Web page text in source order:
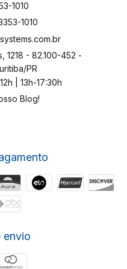
1010
1010
1218 - 82.100-452 -
PR
| 13h-17:30h
Blog!
envio